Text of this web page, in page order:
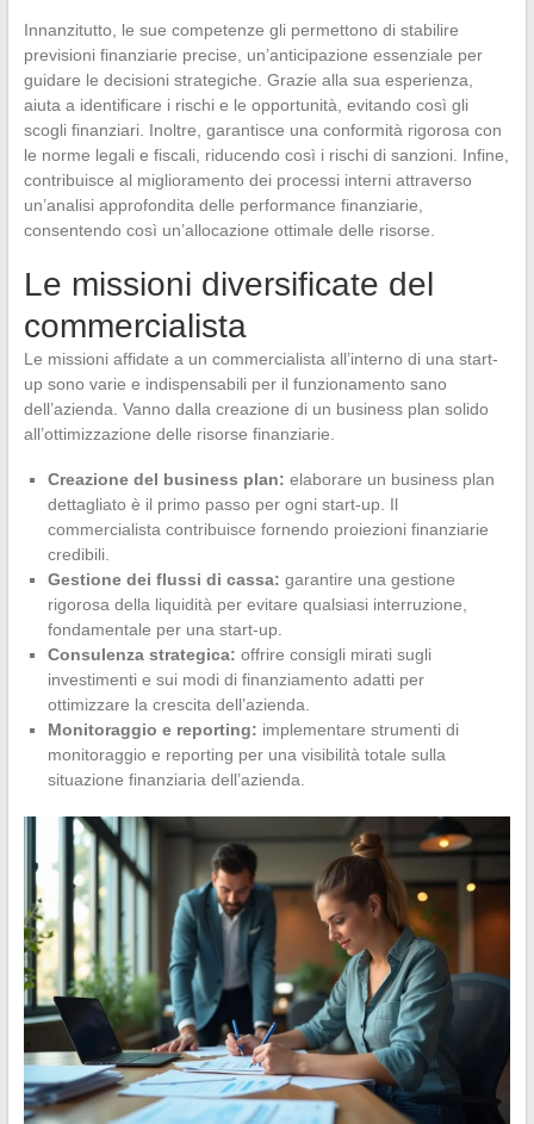
Innanzitutto, le sue competenze gli permettono di stabilire
previsioni finanziarie precise, un’anticipazione essenziale per
guidare le decisioni strategiche. Grazie alla sua esperienza,
aiuta a identificare i rischi e le opportunità, evitando così gli
scogli finanziari. Inoltre, garantisce una conformità rigorosa con
le norme legali e fiscali, riducendo così i rischi di sanzioni. Infine,
contribuisce al miglioramento dei processi interni attraverso
un’analisi approfondita delle performance finanziarie,
consentendo così un’allocazione ottimale delle risorse.
Le missioni diversificate del
commercialista
Le missioni affidate a un commercialista all’interno di una start-
up sono varie e indispensabili per il funzionamento sano
dell’azienda. Vanno dalla creazione di un business plan solido
all’ottimizzazione delle risorse finanziarie.
Creazione del business plan: elaborare un business plan
dettagliato è il primo passo per ogni start-up. Il
commercialista contribuisce fornendo proiezioni finanziarie
credibili.
Gestione dei flussi di cassa: garantire una gestione
rigorosa della liquidità per evitare qualsiasi interruzione,
fondamentale per una start-up.
Consulenza strategica: offrire consigli mirati sugli
investimenti e sui modi di finanziamento adatti per
ottimizzare la crescita dell’azienda.
Monitoraggio e reporting: implementare strumenti di
monitoraggio e reporting per una visibilità totale sulla
situazione finanziaria dell’azienda.